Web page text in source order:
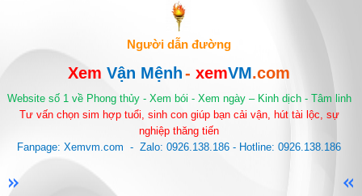
Người dẫn đường
Xem Vận Mệnh- xemVM.com
Website số 1 về Phong thủy - Xem bói - Xem ngày – Kinh dịch - Tâm linh
Tư vấn chọn sim hợp tuổi, sinh con giúp bạn cải vận, hút tài lộc, sự
nghiệp thăng tiến
Fanpage: Xemvm.com - Zalo: 0926.138.186 - Hotline: 0926.138.186